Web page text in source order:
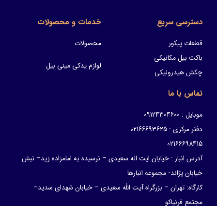
دسترسی سریع
قطعات پیکور
باکت بیل مکانیکی
چکش هیدرولیکی
خدمات و محصولات
محصولات
لوازم یدکی مینی بیل
تماس با ما
موبایل : 09124304600
دفتر مرکزی : 02166693625
02166698415
آدرس انبار : خیابان ایت اله سعیدی – نرسیده به امامزاده زید– نبش
خیابان پژاند- مجموعه انبارها
کارگاه: تهران – بزرگراه آیت الله سعیدی – خیابان شهدای سدید–
مجتمع فرنیاکو